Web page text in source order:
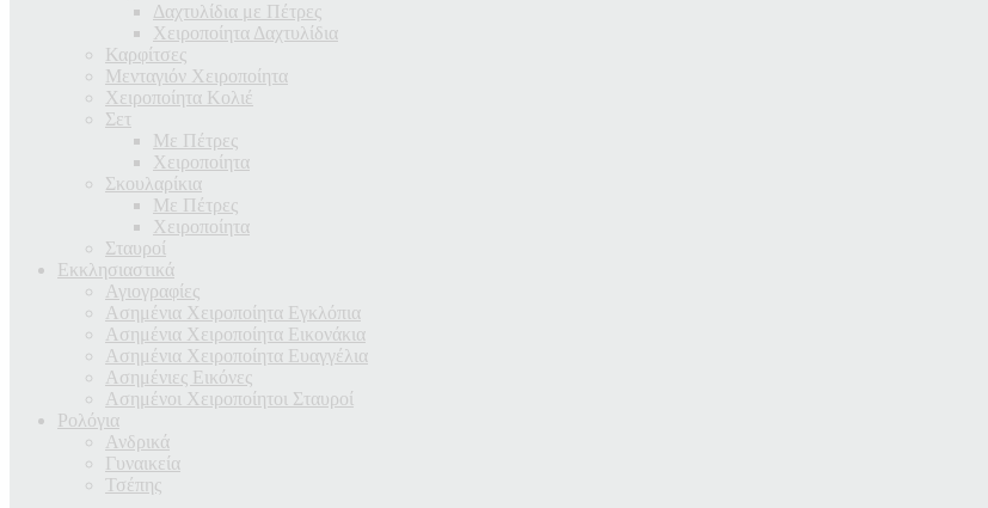
Δαχτυλίδια με Πέτρες
Χειροποίητα Δαχτυλίδια
Καρφίτσες
Μενταγιόν Χειροποίητα
Χειροποίητα Κολιέ
Σετ
Με Πέτρες
Χειροποίητα
Σκουλαρίκια
Με Πέτρες
Χειροποίητα
Σταυροί
Εκκλησιαστικά
Αγιογραφίες
Ασημένια Χειροποίητα Εγκλόπια
Ασημένια Χειροποίητα Εικονάκια
Ασημένια Χειροποίητα Ευαγγέλια
Ασημένιες Εικόνες
Ασημένοι Χειροποίητοι Σταυροί
Ρολόγια
Ανδρικά
Γυναικεία
Τσέπης